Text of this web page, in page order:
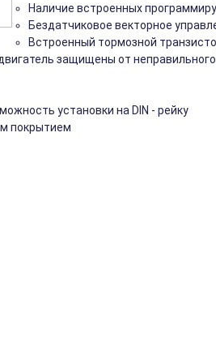
Наличие встроенных
Бездатчиковое векторное
Встроенный тормозной
защищены от
установки на DIN - рейку
покрытием